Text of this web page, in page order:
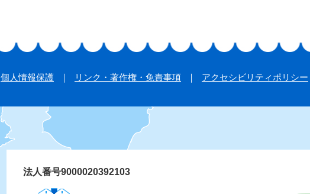
個人情報保護 リンク・著作権・免責事項 アクセシビリティポリシー
法人番号9000020392103